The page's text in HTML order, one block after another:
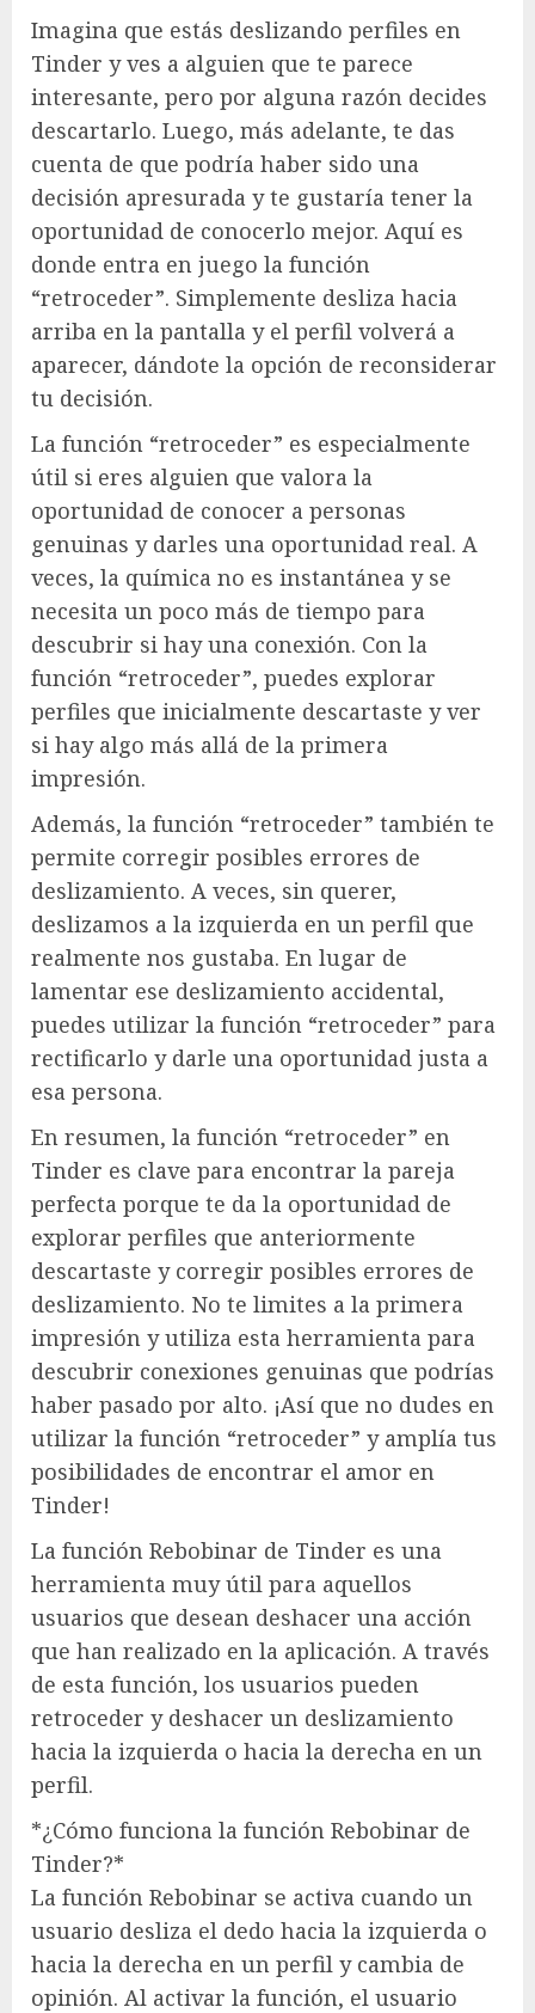
Imagina que estás deslizando perfiles en
Tinder y ves a alguien que te parece
interesante, pero por alguna razón decides
descartarlo. Luego, más adelante, te das
cuenta de que podría haber sido una
decisión apresurada y te gustaría tener la
oportunidad de conocerlo mejor. Aquí es
donde entra en juego la función
“retroceder”. Simplemente desliza hacia
arriba en la pantalla y el perfil volverá a
aparecer, dándote la opción de reconsiderar
tu decisión.
La función “retroceder” es especialmente
útil si eres alguien que valora la
oportunidad de conocer a personas
genuinas y darles una oportunidad real. A
veces, la química no es instantánea y se
necesita un poco más de tiempo para
descubrir si hay una conexión. Con la
función “retroceder”, puedes explorar
perfiles que inicialmente descartaste y ver
si hay algo más allá de la primera
impresión.
Además, la función “retroceder” también te
permite corregir posibles errores de
deslizamiento. A veces, sin querer,
deslizamos a la izquierda en un perfil que
realmente nos gustaba. En lugar de
lamentar ese deslizamiento accidental,
puedes utilizar la función “retroceder” para
rectificarlo y darle una oportunidad justa a
esa persona.
En resumen, la función “retroceder” en
Tinder es clave para encontrar la pareja
perfecta porque te da la oportunidad de
explorar perfiles que anteriormente
descartaste y corregir posibles errores de
deslizamiento. No te limites a la primera
impresión y utiliza esta herramienta para
descubrir conexiones genuinas que podrías
haber pasado por alto. ¡Así que no dudes en
utilizar la función “retroceder” y amplía tus
posibilidades de encontrar el amor en
Tinder!
La función Rebobinar de Tinder es una
herramienta muy útil para aquellos
usuarios que desean deshacer una acción
que han realizado en la aplicación. A través
de esta función, los usuarios pueden
retroceder y deshacer un deslizamiento
hacia la izquierda o hacia la derecha en un
perfil.
*¿Cómo funciona la función Rebobinar de
Tinder?*
La función Rebobinar se activa cuando un
usuario desliza el dedo hacia la izquierda o
hacia la derecha en un perfil y cambia de
opinión. Al activar la función, el usuario